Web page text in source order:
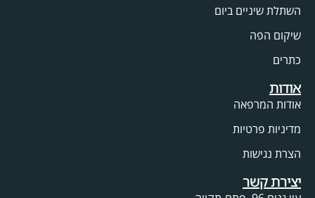
השתלת שיניים ביום
שיקום הפה
כתרים
אודות
אודות המרפאה
מדיניות פרטיות
הצרת נגישות
יצירת קשר